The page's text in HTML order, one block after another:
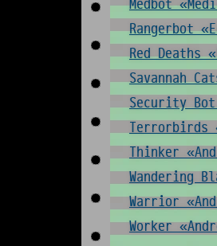
Medbot
Rangerbot
Red Deaths
Savannah
Security
Terrorbirds
Thinker
Wandering
Warrior
Worker